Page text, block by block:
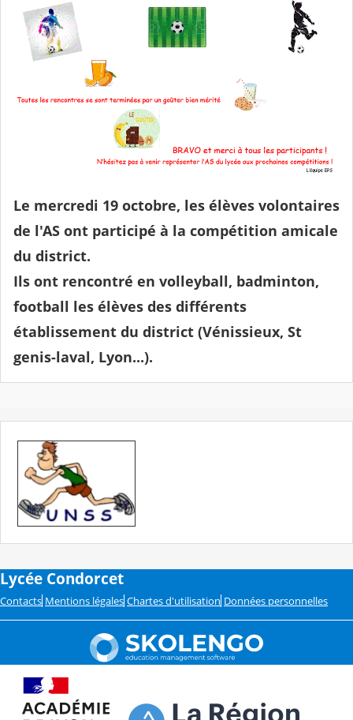
Le mercredi 19 octobre, les élèves volontaires
de l'AS ont participé à la compétition amicale
du district.
Ils ont rencontré en volleyball, badminton,
football les élèves des différents
établissement du district (Vénissieux, St
genis-laval, Lyon...).
Lycée Condorcet
Contacts Mentions légales Chartes d'utilisation Données personnelles